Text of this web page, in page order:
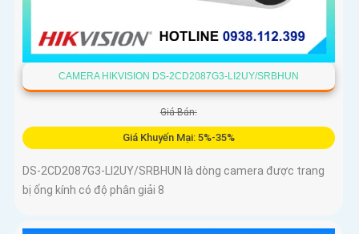
CAMERA HIKVISION DS-2CD2087G3-LI2UY/SRBHUN
Giá Bán:
Giá Khuyến Mại: 5%-35%
DS-2CD2087G3-LI2UY/SRBHUN là dòng camera được trang
bị ống kính có độ phân giải 8